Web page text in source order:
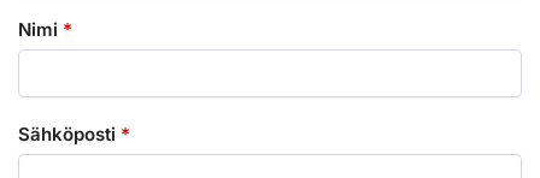
Nimi *
Sähköposti *